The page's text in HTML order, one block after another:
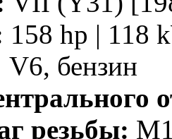
158 hp | 118
V6, бензин
резьбы: